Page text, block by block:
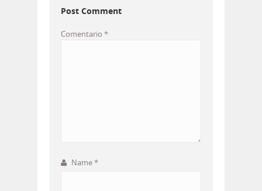
Post Comment
Comentario *
Name*